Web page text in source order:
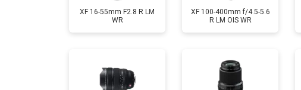
XF 16-55mm F2.8 R LM
WR
XF 100-400mm f/4.5-5.6
R LM OIS WR